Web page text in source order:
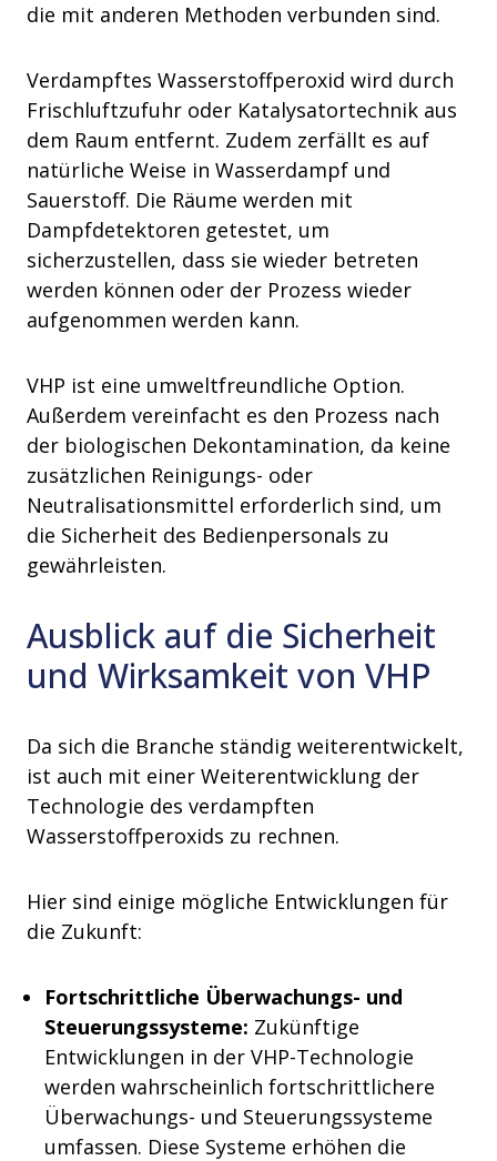
die mit anderen Methoden verbunden sind.
Verdampftes Wasserstoffperoxid wird durch
Frischluftzufuhr oder Katalysatortechnik aus
dem Raum entfernt. Zudem zerfällt es auf
natürliche Weise in Wasserdampf und
Sauerstoff. Die Räume werden mit
Dampfdetektoren getestet, um
sicherzustellen, dass sie wieder betreten
werden können oder der Prozess wieder
aufgenommen werden kann.
VHP ist eine umweltfreundliche Option.
Außerdem vereinfacht es den Prozess nach
der biologischen Dekontamination, da keine
zusätzlichen Reinigungs- oder
Neutralisationsmittel erforderlich sind, um
die Sicherheit des Bedienpersonals zu
gewährleisten.
Ausblick auf die Sicherheit
und Wirksamkeit von VHP
Da sich die Branche ständig weiterentwickelt,
ist auch mit einer Weiterentwicklung der
Technologie des verdampften
Wasserstoffperoxids zu rechnen.
Hier sind einige mögliche Entwicklungen für
die Zukunft:
Fortschrittliche Überwachungs- und
Steuerungssysteme: Zukünftige
Entwicklungen in der VHP-Technologie
werden wahrscheinlich fortschrittlichere
Überwachungs- und Steuerungssysteme
umfassen. Diese Systeme erhöhen die